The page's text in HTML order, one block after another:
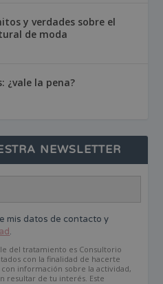
y verdades sobre el
de moda
¿vale la pena?
NEWSLETTER
mis datos de contacto y
.
del tratamiento es Consultorio
con la finalidad de hacerte
información sobre la actividad,
resultar de tu interés. Este